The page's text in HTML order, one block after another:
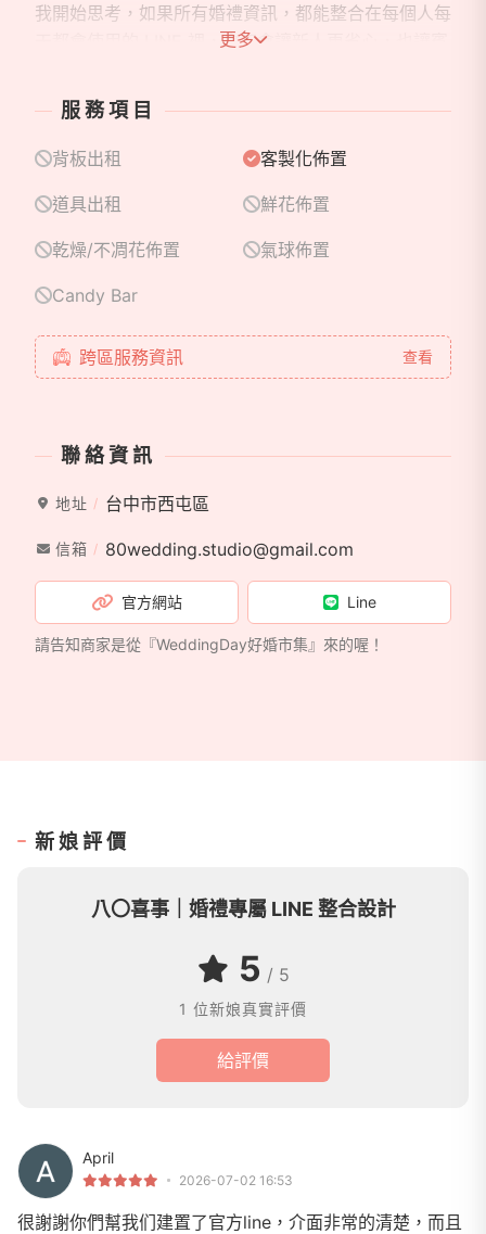
我開始思考，如果所有婚禮資訊，都能整合在每個人每
天都會使用的 LINE 裡，會不會讓新人更省心，也讓賓
需資訊？
於是，八〇喜事誕生了。
我們專注於打造婚禮官方 LINE，將電子喜帖、桌次查
詢、交通停車指南、婚禮流程、婚紗照相本、婚禮照片
訊、逐一回覆賓客，也讓每位賓客都能在最熟悉的
我們相信，一場婚禮的美好，不只存在於婚禮當天，更
希望每一位賓客，都能感受到新人的用心；也希望每一
對新人，都能將更多時間留給更重要的人事，而不是花
目前，八〇喜事已協助多組於東方文華、晶華酒店、臺
北漢來、典華、萊特薇庭等婚宴場地舉辦婚禮的新人，
完成婚禮官方 LINE 建置。我們也期待持續陪伴更多新
更多
服務項目
背板出租 客製化佈置
道具出租 鮮花佈置
乾燥/不凋花佈置 氣球佈置
Candy Bar
跨區服務資訊 查看
聯絡資訊
地址 台中市西屯區
信箱 80wedding.studio@gmail.com
官方網站 Line
請告知商家是從『WeddingDay好婚市集』來的喔！
新娘評價
八〇喜事｜婚禮專屬 LINE 整合設計
5 / 5
1 位新娘真實評價
給評價
April
2026-07-02 16:53
很謝謝你們幫我们建置了官方line，介面非常的清楚，而且